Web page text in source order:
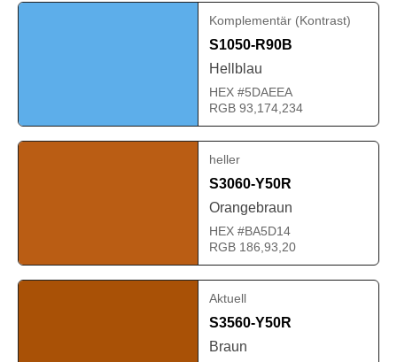
Komplementär (Kontrast)
S1050-R90B
Hellblau
HEX #5DAEEA
RGB 93,174,234
heller
S3060-Y50R
Orangebraun
HEX #BA5D14
RGB 186,93,20
Aktuell
S3560-Y50R
Braun